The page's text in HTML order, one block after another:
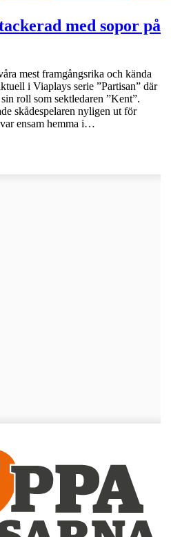
med sopor på
mest framgångsrika och kända
i Viaplays serie ”Partisan” där
roll som sektledaren ”Kent”.
skådespelaren nyligen ut för
ensam hemma i…